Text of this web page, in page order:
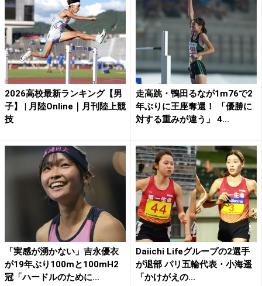
2026高校最新ランキング【男
子】 | 月陸Online｜月刊陸上競
技
走高跳・鴨田るなが1m76で2
年ぶりに王座奪還！ 「優勝に
対する重みが違う」 4...
「実感が湧かない」吉永優衣
が19年ぶり100mと100mH2
冠「ハードルのために...
Daiichi Lifeグループの2選手
が退部 パリ五輪代表・小海遥
「かけがえの...